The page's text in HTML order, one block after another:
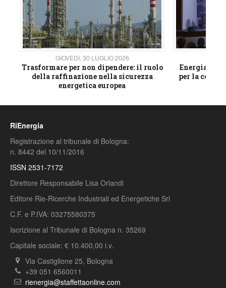
GIOVEDÌ, 30 LUGLIO 2026
Trasformare per non dipendere: il ruolo
della raffinazione nella sicurezza
energetica europea
Energia e
per la
RiEnergia
Registrazione al tribunale di Bologna:
n. 8442 del 10/11/2016
ISSN 2531-7172
Direttore Responsabile Lisa Orlandi
Editore Rie-Ricerche Industriali ed Energetiche Srl
C.F. e P.IVA: 03275580375
Iscrizione al Tribunale di Bologna n. 35269
Capitale sociale: € 10.400,00 i.v.
Via Castiglione 25, Bologna
+39 051 6560011
rienergia@staffettaonline.com